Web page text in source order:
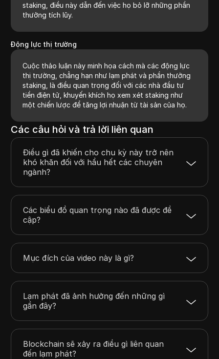
staking, điều này dẫn đến việc họ bỏ lỡ những phần
thưởng tích lũy.
Động lực thị trường
Cuộc thảo luận này minh họa cách mà các động lực
thị trường, chẳng hạn như lạm phát và phần thưởng
staking, là điều quan trọng đối với các nhà đầu tư
tiền điện tử, khuyến khích họ xem xét staking như
một chiến lược để tăng lợi nhuận từ tài sản của họ.
Các câu hỏi và trả lời liên quan
Điều gì đã khiến cho chu kỳ này trở nên
khó khăn đối với hầu hết các chuyên
ngành?
Các biểu đồ quan trọng nào đã được đề
cập?
Mục đích của video này là gì?
Lạm phát đã ảnh hưởng đến những gì
gần đây?
Blockchain sẽ xảy ra điều gì liên quan
đến lạm phát?